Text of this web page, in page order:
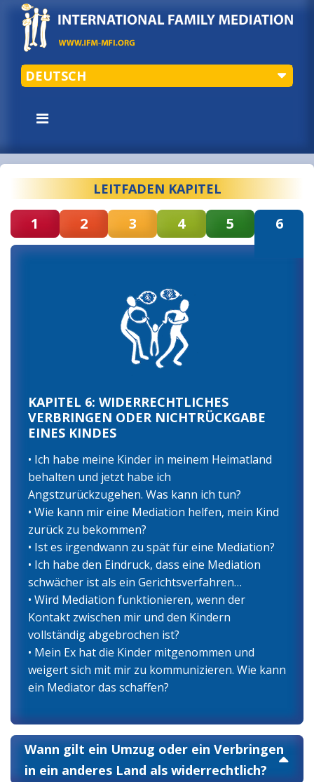
DEUTSCH
LEITFADEN KAPITEL
1 2 3 4 5 6
KAPITEL 6: WIDERRECHTLICHES
VERBRINGEN ODER NICHTRÜCKGABE
EINES KINDES
• Ich habe meine Kinder in meinem Heimatland
behalten und jetzt habe ich
Angstzurückzugehen. Was kann ich tun?
• Wie kann mir eine Mediation helfen, mein Kind
zurück zu bekommen?
• Ist es irgendwann zu spät für eine Mediation?
• Ich habe den Eindruck, dass eine Mediation
schwächer ist als ein Gerichtsverfahren…
• Wird Mediation funktionieren, wenn der
Kontakt zwischen mir und den Kindern
vollständig abgebrochen ist?
• Mein Ex hat die Kinder mitgenommen und
weigert sich mit mir zu kommunizieren. Wie kann
ein Mediator das schaffen?
Wann gilt ein Umzug oder ein Verbringen
in ein anderes Land als widerrechtlich?